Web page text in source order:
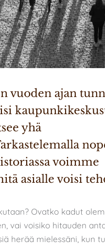
vuoden ajan
yhä
voimme
asialle voisi
Ovatko kadut
vai voisiko hitauden
herää mielessäni, kun